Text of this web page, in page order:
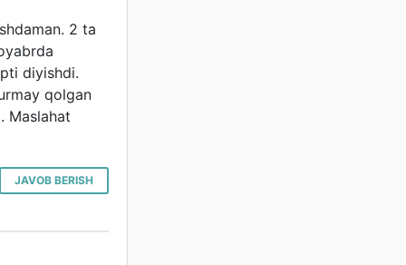
2 ta
diyishdi.
qolgan
Maslahat
JAVOB BERISH